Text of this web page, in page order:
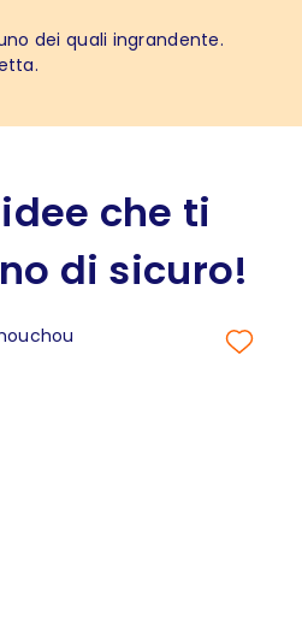
dei quali ingrandente.
che ti
di sicuro!